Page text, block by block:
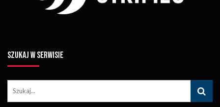
SZUKAJ W SERWISIE